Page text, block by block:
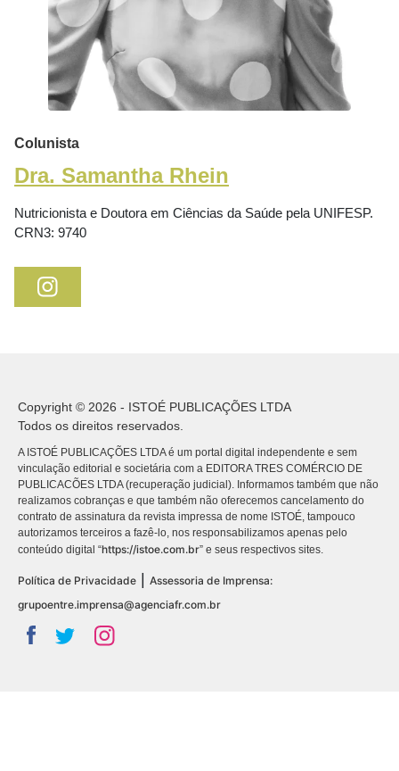
Colunista
Dra. Samantha Rhein
Nutricionista e Doutora em Ciências da Saúde pela UNIFESP.
CRN3: 9740
Copyright © 2026 - ISTOÉ PUBLICAÇÕES LTDA
Todos os direitos reservados.
A ISTOÉ PUBLICAÇÕES LTDA é um portal digital independente e sem
vinculação editorial e societária com a EDITORA TRES COMÉRCIO DE
PUBLICACÕES LTDA (recuperação judicial). Informamos também que não
realizamos cobranças e que também não oferecemos cancelamento do
contrato de assinatura da revista impressa de nome ISTOÉ, tampouco
autorizamos terceiros a fazê-lo, nos responsabilizamos apenas pelo
conteúdo digital “https://istoe.com.br” e seus respectivos sites.
Política de Privacidade
Assessoria de Imprensa:
grupoentre.imprensa@agenciafr.com.br